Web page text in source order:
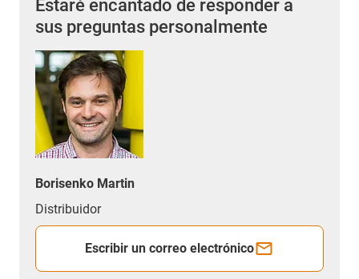
Estaré encantado de responder a
sus preguntas personalmente
Borisenko Martin
Distribuidor
Escribir un correo electrónico